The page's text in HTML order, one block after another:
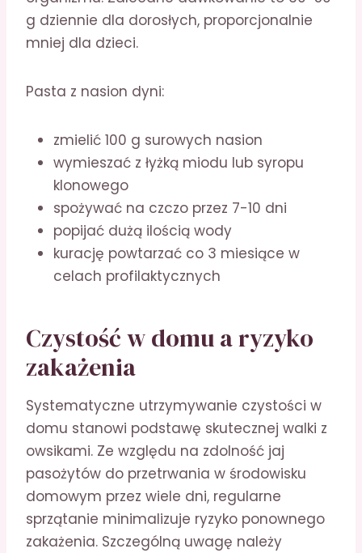
g dziennie dla dorosłych, proporcjonalnie
mniej dla dzieci.
Pasta z nasion dyni:
zmielić 100 g surowych nasion
wymieszać z łyżką miodu lub syropu
klonowego
spożywać na czczo przez 7-10 dni
popijać dużą ilością wody
kurację powtarzać co 3 miesiące w
celach profilaktycznych
Czystość w domu a ryzyko
zakażenia
Systematyczne utrzymywanie czystości w
domu stanowi podstawę skutecznej walki z
owsikami. Ze względu na zdolność jaj
pasożytów do przetrwania w środowisku
domowym przez wiele dni, regularne
sprzątanie minimalizuje ryzyko ponownego
zakażenia. Szczególną uwagę należy